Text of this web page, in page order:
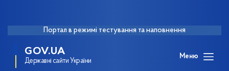
Портал в режимі тестування та наповнення
GOV.UA
Державні сайти України
Меню